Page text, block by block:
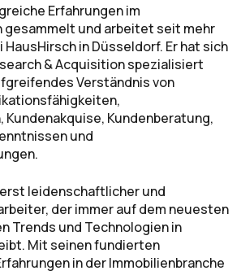
Erfahrungen im
gesammelt und arbeitet seit mehr
HausHirsch in Düsseldorf. Er hat sich
& Acquisition spezialisiert
Verständnis von
Kundenberatung,
und
leidenschaftlicher und
der immer auf dem neuesten
Trends und Technologien in
Mit seinen fundierten
in der Immobilienbranche